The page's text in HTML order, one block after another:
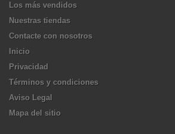
Los más vendidos
Nuestras tiendas
Contacte con nosotros
Inicio
Privacidad
Términos y condiciones
Aviso Legal
Mapa del sitio